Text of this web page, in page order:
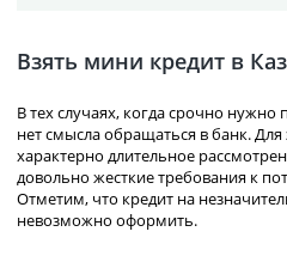
Взять мини кредит в
В тех случаях, когда срочно
нет смысла обращаться в банк.
характерно длительное
довольно жесткие требования к
Отметим, что кредит на
невозможно оформить.